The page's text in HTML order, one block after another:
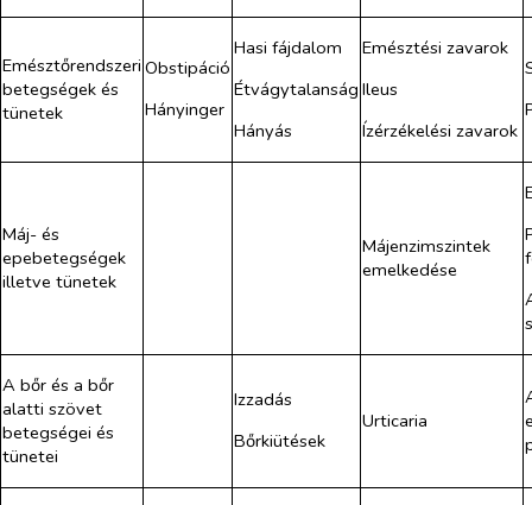
Emésztőrendszeri
betegségek és
tünetek
Obstipáció
Hányinger
Hasi fájdalom
Étvágytalanság
Hányás
Emésztési zavarok
Ileus
Ízérzékelési zavarok
Máj- és
epebetegségek
illetve tünetek
Májenzimszintek
emelkedése
A bőr és a bőr
alatti szövet
betegségei és
tünetei
Izzadás
Bőrkiütések
Urticaria